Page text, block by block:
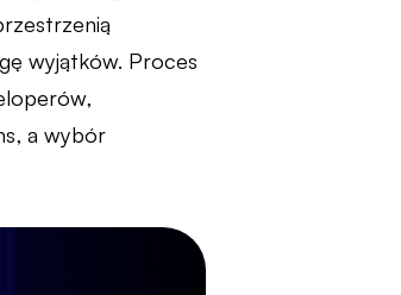
wyjątków. Proces
a wybór